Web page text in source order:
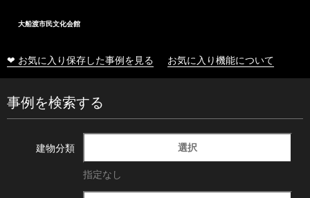
大船渡市民文化会館
❤ お気に入り保存した事例を見る お気に入り機能について
事例を検索する
建物分類 選択
指定なし